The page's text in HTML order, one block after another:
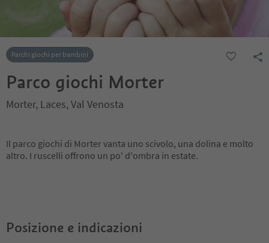
Parchi giochi per bambini
Parco giochi Morter
Morter, Laces, Val Venosta
Il parco giochi di Morter vanta uno scivolo, una dolina e molto
altro. I ruscelli offrono un po' d'ombra in estate.
Posizione e indicazioni